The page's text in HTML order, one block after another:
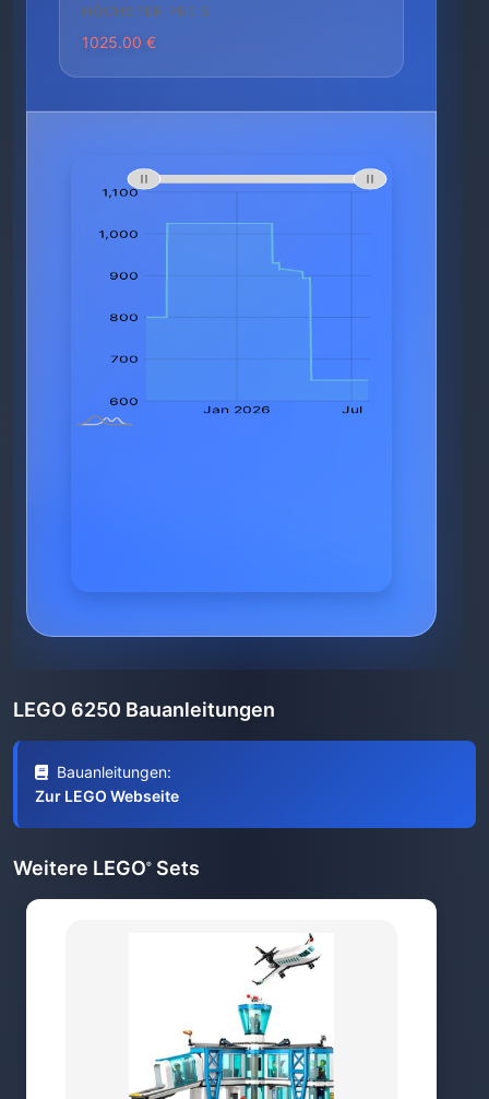
HÖCHSTER PREIS
1025.00 €
LEGO 6250 Bauanleitungen
Bauanleitungen:
Zur LEGO Webseite
Weitere LEGO® Sets